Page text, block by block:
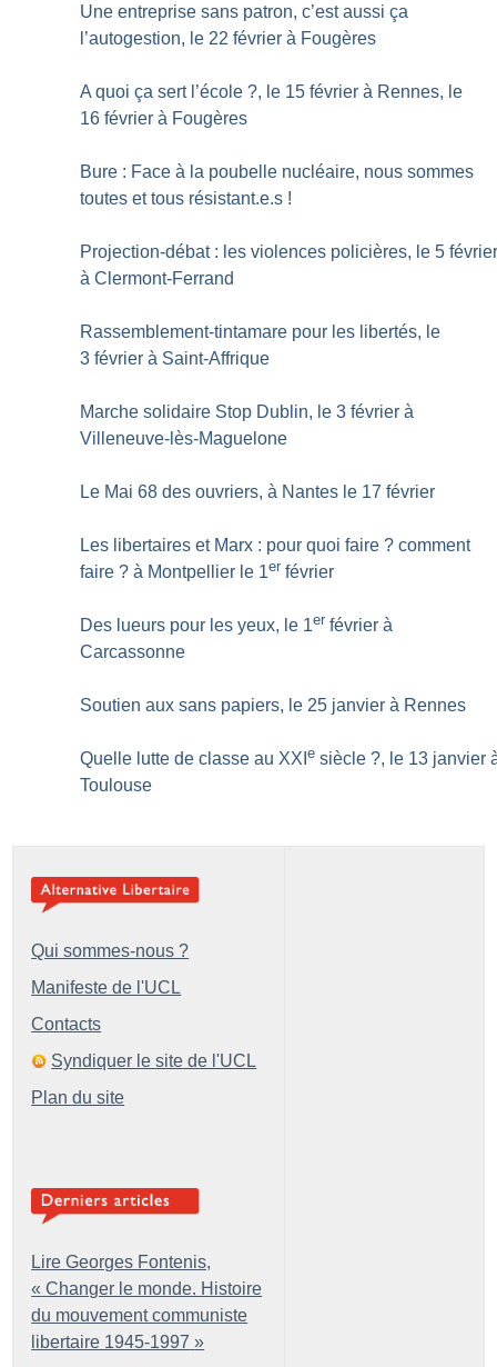
Une entreprise sans patron, c’est aussi ça
l’autogestion, le 22 février à Fougères
A quoi ça sert l’école ?, le 15 février à Rennes, le
16 février à Fougères
Bure : Face à la poubelle nucléaire, nous sommes
toutes et tous résistant.e.s !
Projection-débat : les violences policières, le 5
à Clermont-Ferrand
Rassemblement-tintamare pour les libertés, le
3 février à Saint-Affrique
Marche solidaire Stop Dublin, le 3 février à
Villeneuve-lès-Maguelone
Le Mai 68 des ouvriers, à Nantes le 17 février
Les libertaires et Marx : pour quoi faire ? comment
faire ? à Montpellier le 1er février
Des lueurs pour les yeux, le 1er février à
Carcassonne
Soutien aux sans papiers, le 25 janvier à Rennes
Quelle lutte de classe au XXIe siècle ?, le 13 janvier
Toulouse
Qui sommes-nous ?
Manifeste de l'UCL
Contacts
Syndiquer le site de l'UCL
Plan du site
Lire Georges Fontenis,
« Changer le monde. Histoire
du mouvement communiste
libertaire 1945-1997 »